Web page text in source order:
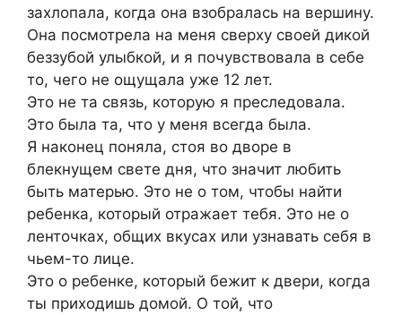
захлопала, когда она взобралась на вершину.
Она посмотрела на меня сверху своей дикой
беззубой улыбкой, и я почувствовала в себе
то, чего не ощущала уже 12 лет.
Это не та связь, которую я преследовала.
Это была та, что у меня всегда была.
Я наконец поняла, стоя во дворе в
блекнущем свете дня, что значит любить
быть матерью. Это не о том, чтобы найти
ребенка, который отражает тебя. Это не о
ленточках, общих вкусах или узнавать себя в
чьем-то лице.
Это о ребенке, который бежит к двери, когда
ты приходишь домой. О той, что